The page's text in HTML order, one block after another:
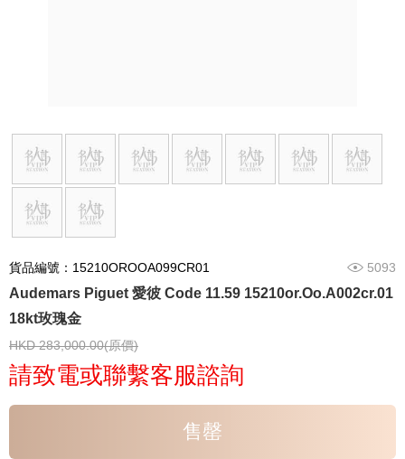
貨品編號：15210OROOA099CR01 5093
Audemars Piguet 愛彼 Code 11.59 15210or.Oo.A002cr.01
18kt玫瑰金
HKD 283,000.00(原價)
請致電或聯繫客服諮詢
售罄